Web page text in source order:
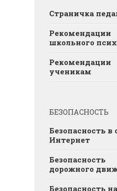
Страничка
Рекомендации
школьного
Рекомендации
ученикам
БЕЗОПАСНОСТЬ
Безопасность в
Интернет
Безопасность
дорожного
Безопасность на